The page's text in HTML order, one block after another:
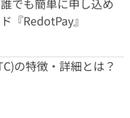
『RedotPay』
の特徴・詳細とは？